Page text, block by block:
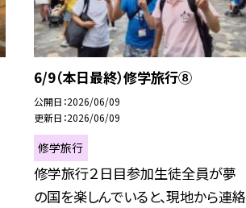
6/9（本日最終）修学旅行⑧
公開日 2026/06/09
更新日 2026/06/09
修学旅行
修学旅行２日目参加生徒全員が夢
の国を楽しんでいると、現地から連絡